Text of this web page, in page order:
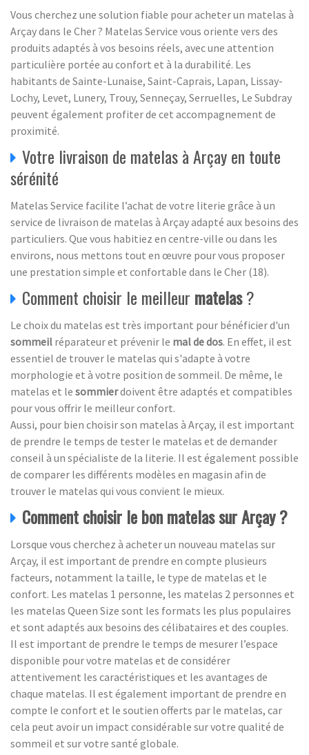
Vous cherchez une solution fiable pour acheter un matelas à
Arçay dans le Cher ? Matelas Service vous oriente vers des
produits adaptés à vos besoins réels, avec une attention
particulière portée au confort et à la durabilité. Les
habitants de Sainte-Lunaise, Saint-Caprais, Lapan, Lissay-
Lochy, Levet, Lunery, Trouy, Senneçay, Serruelles, Le Subdray
peuvent également profiter de cet accompagnement de
proximité.
Votre livraison de matelas à Arçay en toute
sérénité
Matelas Service facilite l’achat de votre literie grâce à un
service de livraison de matelas à Arçay adapté aux besoins des
particuliers. Que vous habitiez en centre-ville ou dans les
environs, nous mettons tout en œuvre pour vous proposer
une prestation simple et confortable dans le Cher (18).
Comment choisir le meilleur matelas?
Le choix du matelas est très important pour bénéficier d'un
sommeil réparateur et prévenir le mal de dos. En effet, il est
essentiel de trouver le matelas qui s'adapte à votre
morphologie et à votre position de sommeil. De même, le
matelas et le sommierdoivent être adaptés et compatibles
pour vous offrir le meilleur confort.
Aussi, pour bien choisir son matelas à Arçay, il est important
de prendre le temps de tester le matelas et de demander
conseil à un spécialiste de la literie. Il est également possible
de comparer les différents modèles en magasin afin de
trouver le matelas qui vous convient le mieux.
Comment choisir le bon matelas sur Arçay ?
Lorsque vous cherchez à acheter un nouveau matelas sur
Arçay, il est important de prendre en compte plusieurs
facteurs, notamment la taille, le type de matelas et le
confort. Les matelas 1 personne, les matelas 2 personnes et
les matelas Queen Size sont les formats les plus populaires
et sont adaptés aux besoins des célibataires et des couples.
Il est important de prendre le temps de mesurer l’espace
disponible pour votre matelas et de considérer
attentivement les caractéristiques et les avantages de
chaque matelas. Il est également important de prendre en
compte le confort et le soutien offerts par le matelas, car
cela peut avoir un impact considérable sur votre qualité de
sommeil et sur votre santé globale.